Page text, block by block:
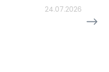
24.07.2026